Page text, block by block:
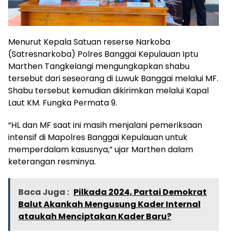
Menurut Kepala Satuan reserse Narkoba
(Satresnarkoba) Polres Banggai Kepulauan Iptu
Marthen Tangkelangi mengungkapkan shabu
tersebut dari seseorang di Luwuk Banggai melalui MF.
Shabu tersebut kemudian dikirimkan melalui Kapal
Laut KM. Fungka Permata 9.
“HL dan MF saat ini masih menjalani pemeriksaan
intensif di Mapolres Banggai Kepulauan untuk
memperdalam kasusnya,” ujar Marthen dalam
keterangan resminya.
Baca Juga : Pilkada 2024, Partai Demokrat
Balut Akankah Mengusung Kader Internal
ataukah Menciptakan Kader Baru?